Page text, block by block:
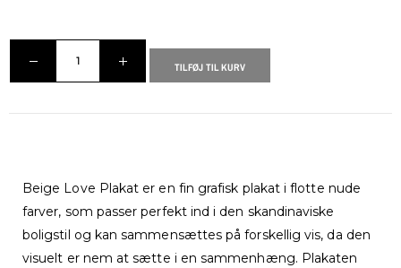
TILFØJ TIL KURV
Beige Love Plakat er en fin grafisk plakat i flotte nude
farver, som passer perfekt ind i den skandinaviske
boligstil og kan sammensættes på forskellig vis, da den
visuelt er nem at sætte i en sammenhæng. Plakaten